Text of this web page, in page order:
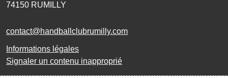
74150 RUMILLY
contact@handballclubrumilly.com
Informations légales
Signaler un contenu inapproprié